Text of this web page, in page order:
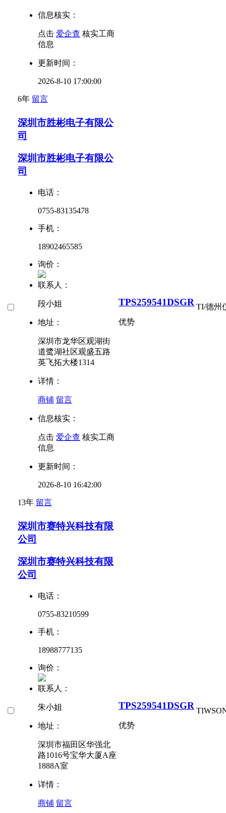
信息核实：
点击 爱企查 核实工商
信息
更新时间：
2026-8-10 17:00:00
6年 留言
深圳市胜彬电子有限公
司
深圳市胜彬电子有限公
司
电话：
0755-83135478
手机：
18902465585
询价：
联系人：
段小姐
地址：
深圳市龙华区观湖街
道鹭湖社区观盛五路
英飞拓大楼1314
详情：
商铺 留言
信息核实：
点击 爱企查 核实工商
信息
更新时间：
2026-8-10 16:42:00
13年 留言
TPS259541DSGR
优势
TI/德州
深圳市赛特兴科技有限
公司
深圳市赛特兴科技有限
公司
电话：
0755-83210599
手机：
18988777135
询价：
联系人：
朱小姐
地址：
深圳市福田区华强北
路1016号宝华大厦A座
1888A室
详情：
商铺 留言
TPS259541DSGR
优势
TI